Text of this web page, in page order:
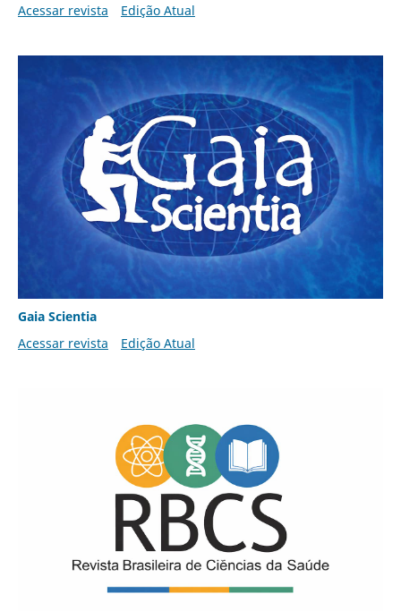
Acessar revista
Edição Atual
Gaia Scientia
Acessar revista
Edição Atual